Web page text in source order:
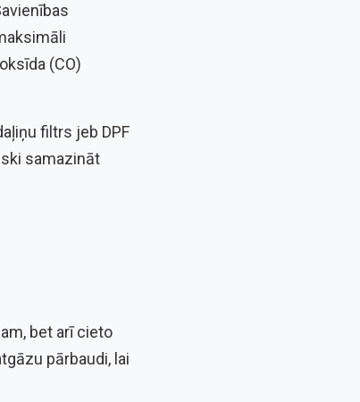
(CO)
filtrs jeb DPF
samazināt
bet arī cieto
pārbaudi, lai